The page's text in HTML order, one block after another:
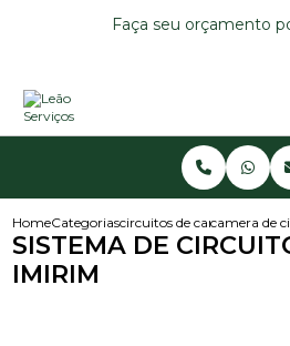
Faça seu orçamento
HomeCategoriascircuitos de cameras
camera de
SISTEMA DE
IMIRIM